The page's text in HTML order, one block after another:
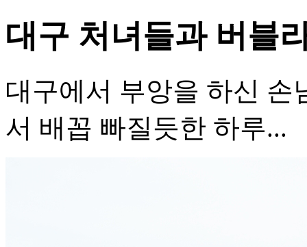
대구 처녀들과 버블
대구에서 부앙을 하신 손
서 배꼽 빠질듯한 하루...